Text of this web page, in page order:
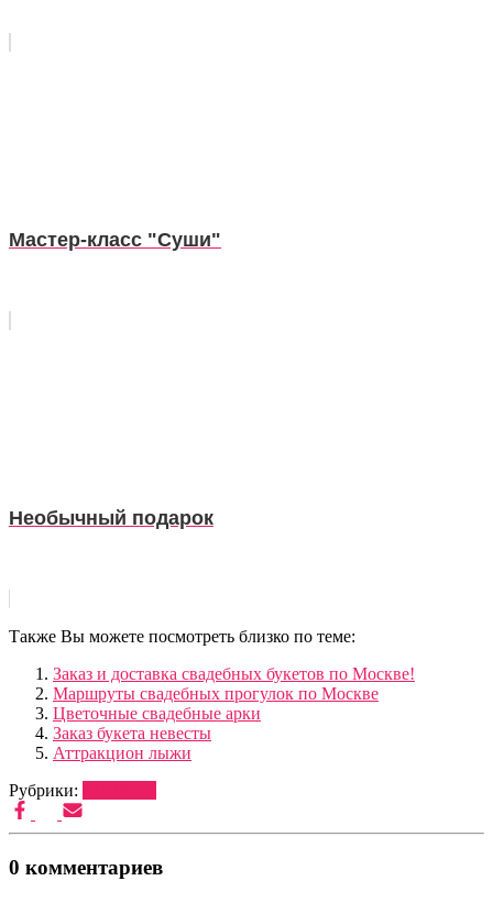
Мастер-класс "Суши"
Необычный подарок
Также Вы можете посмотреть близко по теме:
Заказ и доставка свадебных букетов по Москве!
Маршруты свадебных прогулок по Москве
Цветочные свадебные арки
Заказ букета невесты
Аттракцион лыжи
Рубрики:
0 комментариев